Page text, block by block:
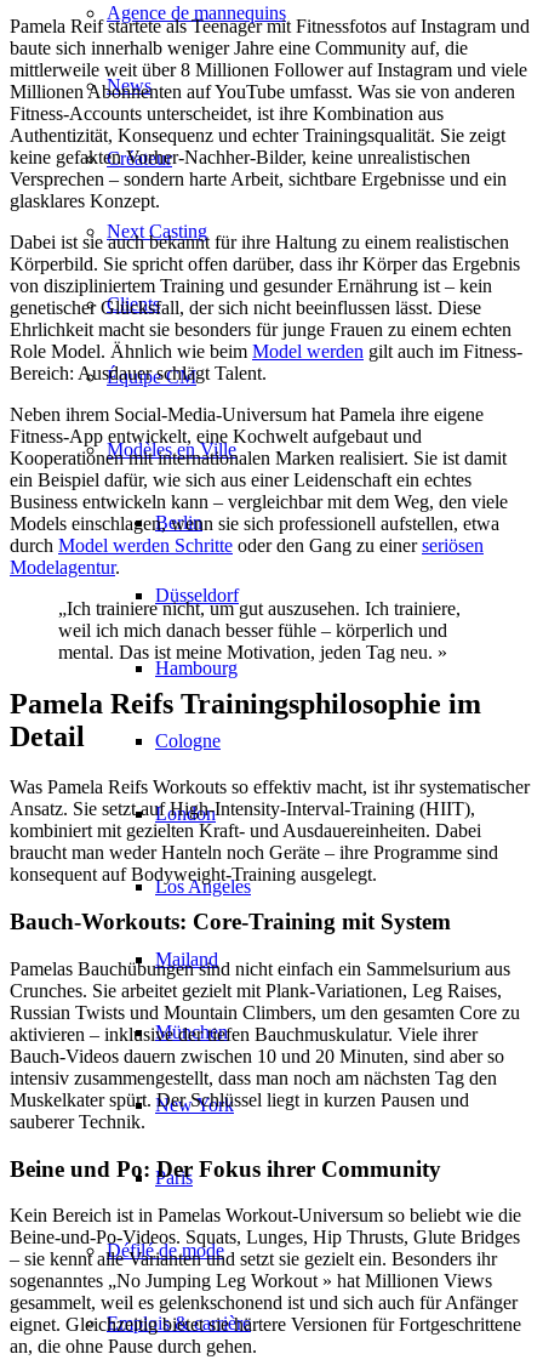
Agence de mannequins
News
Créateur
Next Casting
Clients
Équipe CM
Modèles en Ville
Berlin
Düsseldorf
Hambourg
Cologne
London
Los Angeles
Mailand
München
New York
Paris
Défilé de mode
Emplois & carrière
Pamela Reif startete als Teenager mit Fitnessfotos auf Instagram und
baute sich innerhalb weniger Jahre eine Community auf, die
mittlerweile weit über 8 Millionen Follower auf Instagram und viele
Millionen Abonnenten auf YouTube umfasst. Was sie von anderen
Fitness-Accounts unterscheidet, ist ihre Kombination aus
Authentizität, Konsequenz und echter Trainingsqualität. Sie zeigt
keine gefakten Vorher-Nachher-Bilder, keine unrealistischen
Versprechen – sondern harte Arbeit, sichtbare Ergebnisse und ein
glasklares Konzept.
Dabei ist sie auch bekannt für ihre Haltung zu einem realistischen
Körperbild. Sie spricht offen darüber, dass ihr Körper das Ergebnis
von diszipliniertem Training und gesunder Ernährung ist – kein
genetischer Glücksfall, der sich nicht beeinflussen lässt. Diese
Ehrlichkeit macht sie besonders für junge Frauen zu einem echten
Role Model. Ähnlich wie beim Model werden gilt auch im Fitness-
Bereich: Ausdauer schlägt Talent.
Neben ihrem Social-Media-Universum hat Pamela ihre eigene
Fitness-App entwickelt, eine Kochwelt aufgebaut und
Kooperationen mit internationalen Marken realisiert. Sie ist damit
ein Beispiel dafür, wie sich aus einer Leidenschaft ein echtes
Business entwickeln kann – vergleichbar mit dem Weg, den viele
Models einschlagen, wenn sie sich professionell aufstellen, etwa
durch Model werden Schritte oder den Gang zu einerseriösen
Modelagentur.
„Ich trainiere nicht, um gut auszusehen. Ich trainiere,
weil ich mich danach besser fühle – körperlich und
mental. Das ist meine Motivation, jeden Tag neu. »
Pamela Reifs Trainingsphilosophie im
Detail
Was Pamela Reifs Workouts so effektiv macht, ist ihr systematischer
Ansatz. Sie setzt auf High-Intensity-Interval-Training (HIIT),
kombiniert mit gezielten Kraft- und Ausdauereinheiten. Dabei
braucht man weder Hanteln noch Geräte – ihre Programme sind
konsequent auf Bodyweight-Training ausgelegt.
Bauch-Workouts: Core-Training mit System
Pamelas Bauchübungen sind nicht einfach ein Sammelsurium aus
Crunches. Sie arbeitet gezielt mit Plank-Variationen, Leg Raises,
Russian Twists und Mountain Climbers, um den gesamten Core zu
aktivieren – inklusive der tiefen Bauchmuskulatur. Viele ihrer
Bauch-Videos dauern zwischen 10 und 20 Minuten, sind aber so
intensiv zusammengestellt, dass man noch am nächsten Tag den
Muskelkater spürt. Der Schlüssel liegt in kurzen Pausen und
sauberer Technik.
Beine und Po: Der Fokus ihrer Community
Kein Bereich ist in Pamelas Workout-Universum so beliebt wie die
Beine-und-Po-Videos. Squats, Lunges, Hip Thrusts, Glute Bridges
– sie kennt alle Varianten und setzt sie gezielt ein. Besonders ihr
sogenanntes „No Jumping Leg Workout » hat Millionen Views
gesammelt, weil es gelenkschonend ist und sich auch für Anfänger
eignet. Gleichzeitig bietet sie härtere Versionen für Fortgeschrittene
an, die ohne Pause durch gehen.